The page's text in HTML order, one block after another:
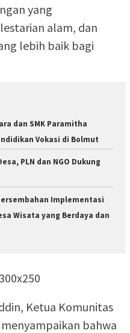
yang
alam, dan
lebih baik bagi
dan SMK Paramitha
Vokasi di Bolmut
PLN dan NGO Dukung
Implementasi
Wisata yang Berdaya dan
Ketua Komunitas
bahwa